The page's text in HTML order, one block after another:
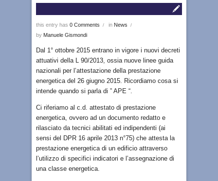
this entry has 0 Comments / in News /
by Manuele Gismondi
Dal 1° ottobre 2015 entrano in vigore i nuovi decreti
attuativi della L 90/2013, ossia nuove linee guida
nazionali per l’attestazione della prestazione
energetica del 26 giugno 2015. Ricordiamo cosa si
intende quando si parla di ” APE “.
Ci riferiamo al c.d. attestato di prestazione
energetica, ovvero ad un documento redatto e
rilasciato da tecnici abilitati ed indipendenti (ai
sensi del DPR 16 aprile 2013 n°75) che attesta la
prestazione energetica di un edificio attraverso
l’utilizzo di specifici indicatori e l’assegnazione di
una classe energetica.